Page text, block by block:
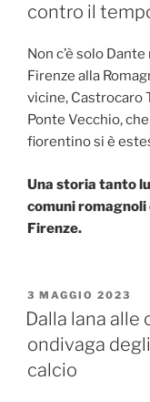
contro il
Non c’è solo
Firenze alla
vicine, Castrocaro
Ponte Vecchio,
fiorentino si è
Una storia tanto
comuni
Firenze.
PUBBLICATO
IL
3 MAGGIO 2023
Dalla lana
ondivaga
calcio